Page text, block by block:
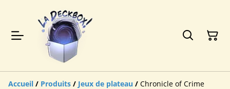
Accueil / Produits / Jeux de plateau / Chronicle of Crime